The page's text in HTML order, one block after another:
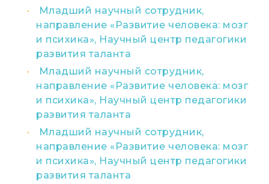
Младший научный сотрудник,
направление «Развитие человека: мозг
и психика», Научный центр педагогики
развития таланта
Младший научный сотрудник,
направление «Развитие человека: мозг
и психика», Научный центр педагогики
развития таланта
Младший научный сотрудник,
направление «Развитие человека: мозг
и психика», Научный центр педагогики
развития таланта